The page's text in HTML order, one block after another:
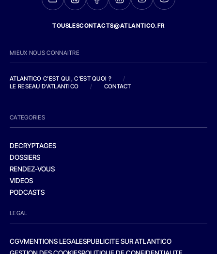
TOUSLESCONTACTS@ATLANTICO.FR
MIEUX NOUS CONNAITRE
ATLANTICO C'EST QUI, C'EST QUOI ?
/
LE RESEAU D'ATLANTICO
/ CONTACT
CATEGORIES
DECRYPTAGES
DOSSIERS
RENDEZ-VOUS
VIDEOS
PODCASTS
LEGAL
CGVMENTIONS LEGALESPUBLICITE SUR ATLANTICO